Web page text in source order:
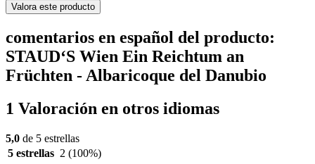
Valora este producto
comentarios en español del producto:
STAUD‘S Wien Ein Reichtum an
Früchten - Albaricoque del Danubio
1 Valoración en otros idiomas
5,0 de 5 estrellas
5 estrellas 2 (100%)